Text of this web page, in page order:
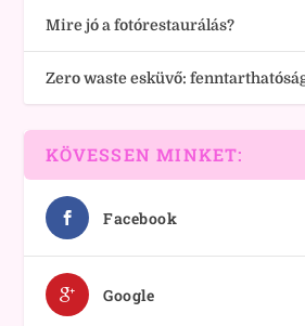
Mire jó a fotórestaurálás?
Zero waste esküvő:
KÖVESSEN MINKET:
Facebook
Google